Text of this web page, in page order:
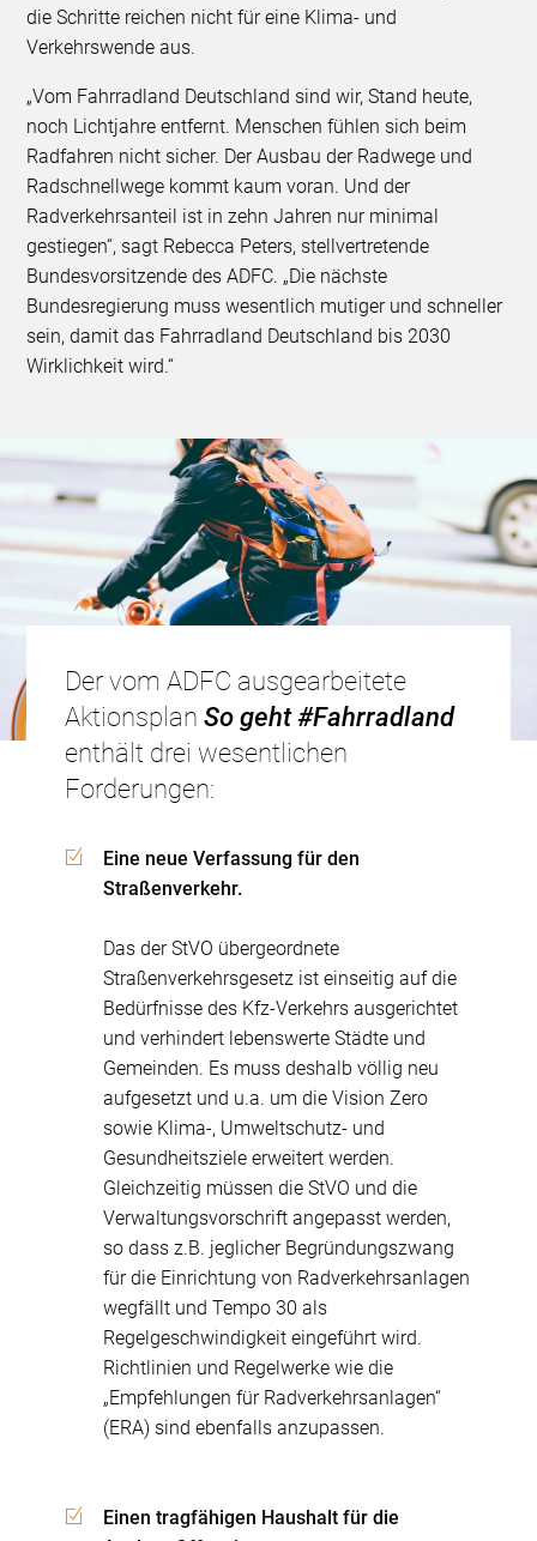
die Schritte reichen nicht für eine Klima- und
Verkehrswende aus.
„Vom Fahrradland Deutschland sind wir, Stand heute,
noch Lichtjahre entfernt. Menschen fühlen sich beim
Radfahren nicht sicher. Der Ausbau der Radwege und
Radschnellwege kommt kaum voran. Und der
Radverkehrsanteil ist in zehn Jahren nur minimal
gestiegen“, sagt Rebecca Peters, stellvertretende
Bundesvorsitzende des ADFC. „Die nächste
Bundesregierung muss wesentlich mutiger und schneller
sein, damit das Fahrradland Deutschland bis 2030
Wirklichkeit wird.“
Der vom ADFC ausgearbeitete
AktionsplanSo geht #Fahrradland
enthält drei wesentlichen
Forderungen:
Eine neue Verfassung für den
Straßenverkehr.
Das der StVO übergeordnete
Straßenverkehrsgesetz ist einseitig auf die
Bedürfnisse des Kfz-Verkehrs ausgerichtet
und verhindert lebenswerte Städte und
Gemeinden. Es muss deshalb völlig neu
aufgesetzt und u.a. um die Vision Zero
sowie Klima-, Umweltschutz- und
Gesundheitsziele erweitert werden.
Gleichzeitig müssen die StVO und die
Verwaltungsvorschrift angepasst werden,
so dass z.B. jeglicher Begründungszwang
für die Einrichtung von Radverkehrsanlagen
wegfällt und Tempo 30 als
Regelgeschwindigkeit eingeführt wird.
Richtlinien und Regelwerke wie die
„Empfehlungen für Radverkehrsanlagen“
(ERA) sind ebenfalls anzupassen.
Einen tragfähigen Haushalt für die